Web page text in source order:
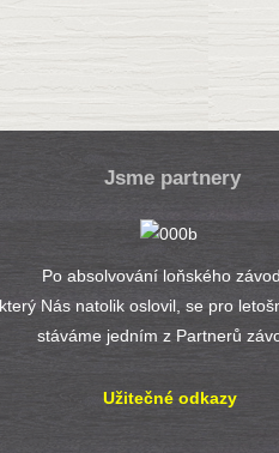
Jsme partnery
Po absolvování loňského
který Nás natolik oslovil, se pro
stáváme jedním z Partnerů
Užitečné odkazy